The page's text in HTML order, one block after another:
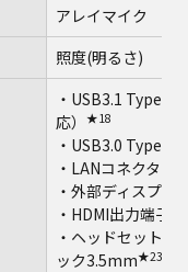
アレイマイク
照度(明るさ)
・USB3.1 Type-
応）
★18
・USB3.0 Type-
・LANコネクター
・外部ディスプ
・HDMI出力端子
・ヘッドセット
ック3.5mm★23